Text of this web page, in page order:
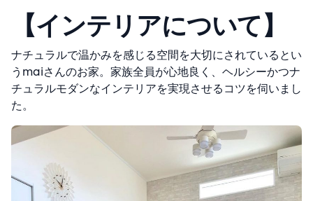
【インテリアについて】
ナチュラルで温かみを感じる空間を大切にされているとい
うmaiさんのお家。家族全員が心地良く、ヘルシーかつナ
チュラルモダンなインテリアを実現させるコツを伺いまし
た。